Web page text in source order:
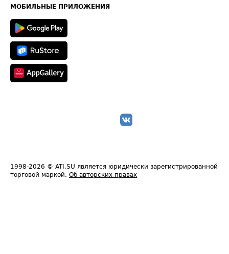
Техническая информация
МОБИЛЬНЫЕ ПРИЛОЖЕНИЯ
1998-2026 © ATI.SU является юридически зарегистрированной
торговой маркой. Об авторских правах